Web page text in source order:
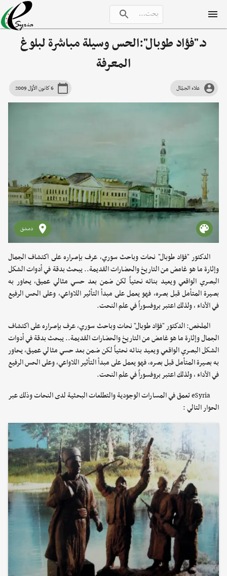
د."فؤاد طوبال":الحس وسيلة مباشرة لبلوغ
المعرفة
علاء الجمّال 6 كانون الأوّل 2009
دمشق
الدكتور "فؤاد طوبال" نحات وباحث سوري، عرف بإصراره على اكتشاف الجمال
وإثارة ما هو غامض من التاريخ والحضارات القديمة.. يبحث بدقة في أدوات الشكل
البصري الواقعي ويعيد بنائه نحتياً لكن ضمن بعد حسي مثالي عميق، يحاور به
بصيرة المتأمل قبل بصره، فهو يعمل على مبدأ التأثير اللاواعي، وعلى الحس الرفيع
في الأداء ، ولذلك اعتبر بروفسوراً في علم النحت.
الملخص: الدكتور "فؤاد طوبال" نحات وباحث سوري، عرف بإصراره على اكتشاف
الجمال وإثارة ما هو غامض من التاريخ والحضارات القديمة.. يبحث بدقة في أدوات
الشكل البصري الواقعي ويعيد بنائه نحتياً لكن ضمن بعد حسي مثالي عميق، يحاور
به بصيرة المتأمل قبل بصره، فهو يعمل على مبدأ التأثير اللاواعي، وعلى الحس الرفيع
في الأداء ، ولذلك اعتبر بروفسوراً في علم النحت.
eSyria تعمق في المسارات الوجودية والتطلعات البحثية لدى النحات وذلك عبر
الحوار التالي :